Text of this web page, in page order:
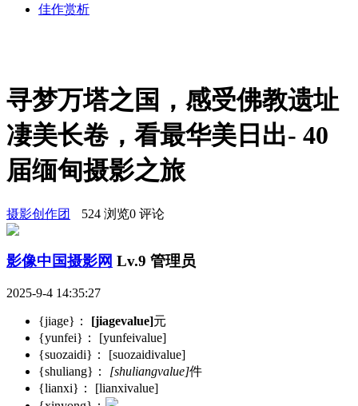
佳作赏析
寻梦万塔之国，感受佛教遗址
凄美长卷，看最华美日出- 40
届缅甸摄影之旅
摄影创作团 524 浏览0 评论
影像中国摄影网 Lv.9 管理员
2025-9-4 14:35:27
{jiage}： [jiagevalue]元
{yunfei}：
[yunfeivalue]
{suozaidi}：
[suozaidivalue]
{shuliang}：
[shuliangvalue]件
{lianxi}：
[lianxivalue]